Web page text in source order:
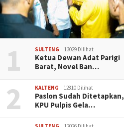
1 SULTENG 13029 Dilihat
Ketua Dewan Adat Parigi
Barat, Novel Ban…
2 KALTENG 12810 Dilihat
Paslon Sudah Ditetapkan,
KPU Pulpis Gela…